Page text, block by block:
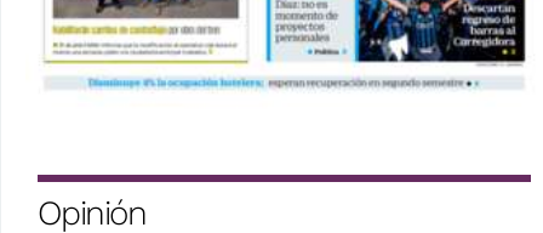
Opinión